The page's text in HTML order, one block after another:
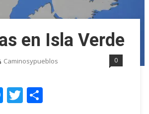
en Isla Verde
Caminosypueblos 0
Messenger
Twitter
Share